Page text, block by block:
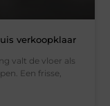
verkoopklaar
valt de vloer als
Een frisse,